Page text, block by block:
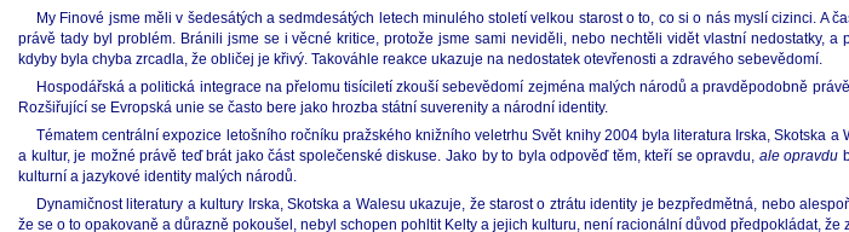
My Finové jsme měli v šedesátých a sedmdesátých letech minulého století velkou starost o to, co si o nás myslí cizinci. A
právě tady byl problém. Bránili jsme se i věcné kritice, protože jsme sami neviděli, nebo nechtěli vidět vlastní nedostatky,
kdyby byla chyba zrcadla, že obličej je křivý. Takováhle reakce ukazuje na nedostatek otevřenosti a zdravého sebevědomí.
Hospodářská a politická integrace na přelomu tisíciletí zkouší sebevědomí zejména malých národů a pravděpodobně
Rozšiřující se Evropská unie se často bere jako hrozba státní suverenity a národní identity.
Tématem centrální expozice letošního ročníku pražského knižního veletrhu Svět knihy 2004 byla literatura Irska, Skotska
a kultur, je možné právě teď brát jako část společenské diskuse. Jako by to byla odpověď těm, kteří se opravdu, ale opravdu
kulturní a jazykové identity malých národů.
Dynamičnost literatury a kultury Irska, Skotska a Walesu ukazuje, že starost o ztrátu identity je bezpředmětná, nebo
že se o to opakovaně a důrazně pokoušel, nebyl schopen pohltit Kelty a jejich kulturu, není racionální důvod předpokládat, že